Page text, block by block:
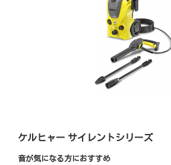
ケルヒャー サイレントシリーズ
音が気になる方におすすめ